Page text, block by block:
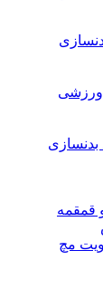
ورزشی
بدنسازی
قمقمه
مچ